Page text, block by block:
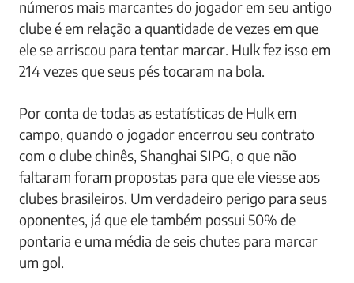
números mais marcantes do jogador em seu antigo
clube é em relação a quantidade de vezes em que
ele se arriscou para tentar marcar. Hulk fez isso em
214 vezes que seus pés tocaram na bola.
Por conta de todas as estatísticas de Hulk em
campo, quando o jogador encerrou seu contrato
com o clube chinês, Shanghai SIPG, o que não
faltaram foram propostas para que ele viesse aos
clubes brasileiros. Um verdadeiro perigo para seus
oponentes, já que ele também possui 50% de
pontaria e uma média de seis chutes para marcar
um gol.